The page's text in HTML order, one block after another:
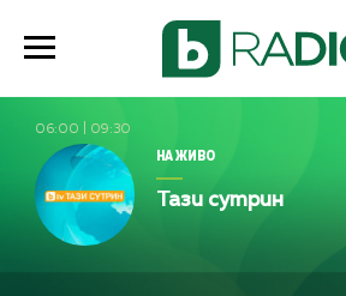
06:00 09:30
НА ЖИВО
Тази сутрин